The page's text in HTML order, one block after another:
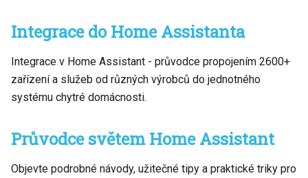
Integrace do Home Assistanta
Integrace v Home Assistant - průvodce propojením 2600+
zařízení a služeb od různých výrobců do jednotného
systému chytré domácnosti.
Průvodce světem Home Assistant
Objevte podrobné návody, užitečné tipy a praktické triky pro